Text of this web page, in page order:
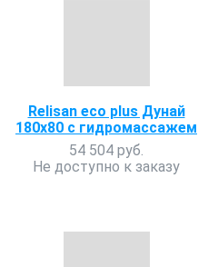
Relisan eco plus Дунай
180х80 с гидромассажем
54 504 руб.
Не доступно к заказу